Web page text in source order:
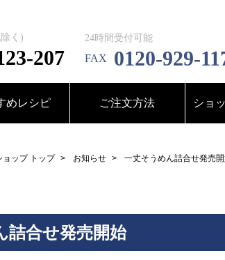
く)
207
24時間受付可能
FAX 0120-929-
めレシピ ご注文方法 ショ
ョップ トップ お知らせ 一丈そうめん詰合せ発売
詰合せ発売開始